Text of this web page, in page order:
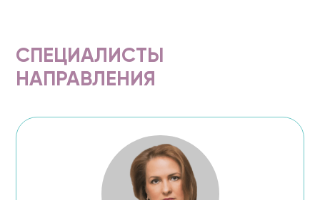
СПЕЦИАЛИСТЫ
НАПРАВЛЕНИЯ